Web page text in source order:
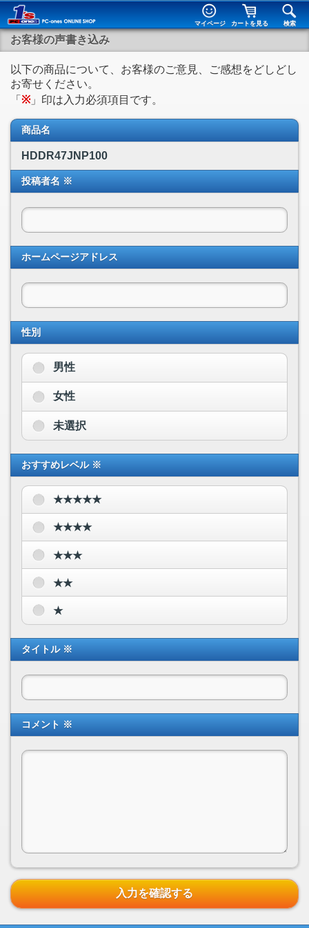
マイページ カートを見る 検索
お客様の声書き込み
以下の商品について、お客様のご意見、ご感想をどしどし
お寄せください。
「 ※」印は入力必須項目です。
商品名
HDDR47JNP100
投稿者名 ※
ホームページアドレス
性別
男性
女性
未選択
おすすめレベル ※
★★★★★
★★★★
★★★
★★
★
タイトル ※
コメント ※
入力を確認する